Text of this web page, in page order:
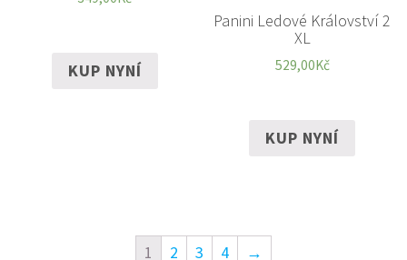
KUP NYNÍ
Panini Ledové Království 2
XL
529,00Kč
KUP NYNÍ
1 2 3 4 →